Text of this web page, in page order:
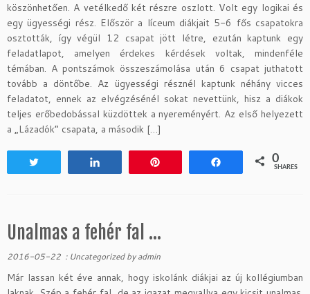
köszönhetően. A vetélkedő két részre oszlott. Volt egy logikai és
egy ügyességi rész. Először a líceum diákjait 5-6 fős csapatokra
osztották, így végül 12 csapat jött létre, ezután kaptunk egy
feladatlapot, amelyen érdekes kérdések voltak, mindenféle
témában. A pontszámok összeszámolása után 6 csapat juthatott
tovább a döntőbe. Az ügyességi résznél kaptunk néhány vicces
feladatot, ennek az elvégzésénél sokat nevettünk, hisz a diákok
teljes erőbedobással küzdöttek a nyereményért. Az első helyezett
a „Lázadók” csapata, a második […]
0
SHARES
Unalmas a fehér fal …
2016-05-22 : Uncategorizedbyadmin
Már lassan két éve annak, hogy iskolánk diákjai az új kollégiumban